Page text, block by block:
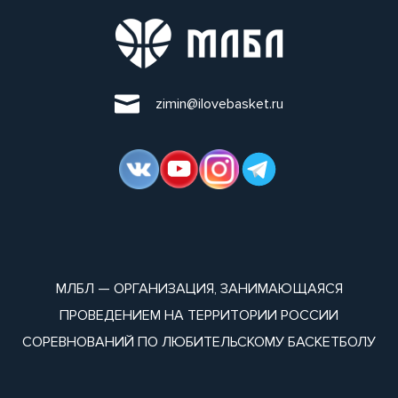
zimin@ilovebasket.ru
МЛБЛ — ОРГАНИЗАЦИЯ, ЗАНИМАЮЩАЯСЯ
ПРОВЕДЕНИЕМ НА ТЕРРИТОРИИ РОССИИ
СОРЕВНОВАНИЙ ПО ЛЮБИТЕЛЬСКОМУ БАСКЕТБОЛУ